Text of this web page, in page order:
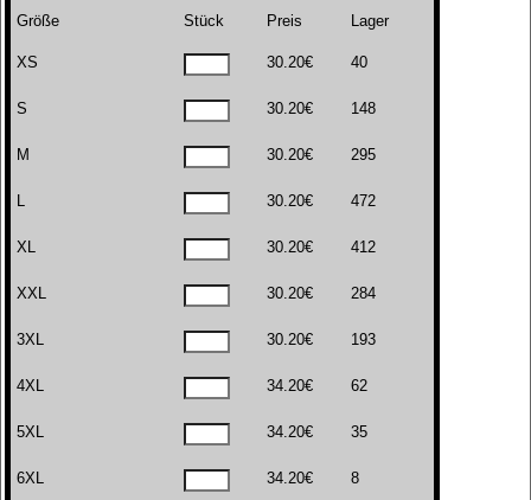
Größe Stück Preis Lager
XS 30.20€ 40
S 30.20€ 148
M 30.20€ 295
L 30.20€ 472
XL 30.20€ 412
XXL 30.20€ 284
3XL 30.20€ 193
4XL 34.20€ 62
5XL 34.20€ 35
6XL 34.20€ 8